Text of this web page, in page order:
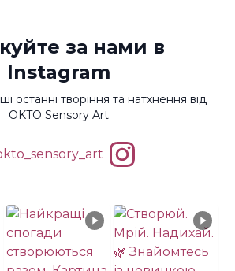
за нами в
Instagram
останні творіння та натхнення від
OKTO Sensory Art